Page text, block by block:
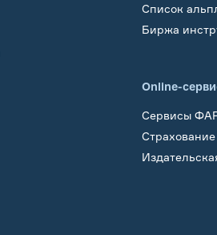
Список
Биржа
Online-
Сервисы
Страхование